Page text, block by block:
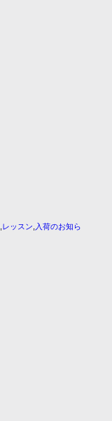
レッスン 入荷のお知ら